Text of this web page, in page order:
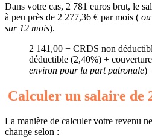
Dans votre cas, 2 781 euros brut, le
à peu près de 2 277,36 € par mois (
sur 12 mois).
2 141,00 + CRDS non
déductible (2,40%) +
environ pour la part patronale)
Calculer un salaire de
La manière de calculer votre revenu
change selon :